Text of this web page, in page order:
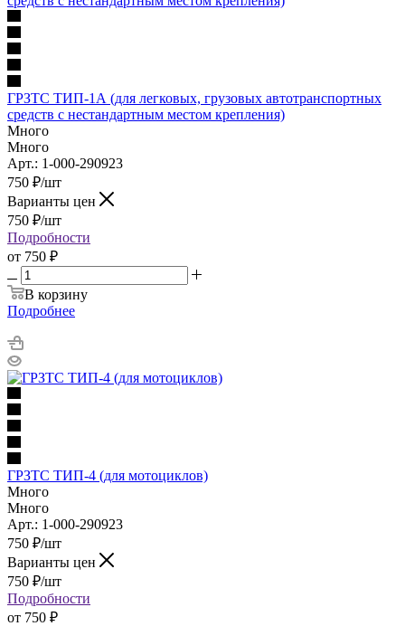
ГРЗТС ТИП-1А (для легковых, грузовых автотранспортных
средств с нестандартным местом крепления)
Много
Много
Арт.: 1-000-290923
750 ₽/шт
Варианты цен
750 ₽/шт
Подробности
от 750 ₽
В корзину
Подробнее
ГРЗТС ТИП-4 (для мотоциклов)
Много
Много
Арт.: 1-000-290923
750 ₽/шт
Варианты цен
750 ₽/шт
Подробности
от 750 ₽